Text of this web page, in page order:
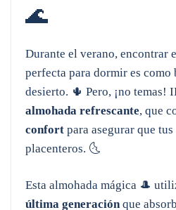
🌊
Durante el verano, encontrar
perfecta para dormir es como
desierto. 🌵 Pero, ¡no temas!
almohada refrescante, que
confort para asegurar que
placenteros. 🌜
Esta almohada mágica 🎩
última generaciónque